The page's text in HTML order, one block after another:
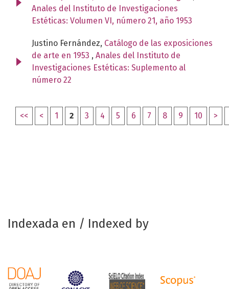
Anales del Instituto de Investigaciones
Estéticas: Volumen VI, número 21, año 1953
Justino Fernández, Catálogo de las exposiciones
de arte en 1953 , Anales del Instituto de
Investigaciones Estéticas: Suplemento al
número 22
<< < 1 2 3 4 5 6 7 8 9 10 >
Indexada en / Indexed by